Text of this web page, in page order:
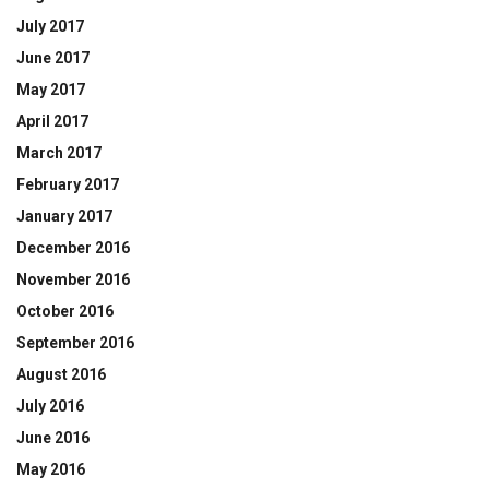
July 2017
June 2017
May 2017
April 2017
March 2017
February 2017
January 2017
December 2016
November 2016
October 2016
September 2016
August 2016
July 2016
June 2016
May 2016